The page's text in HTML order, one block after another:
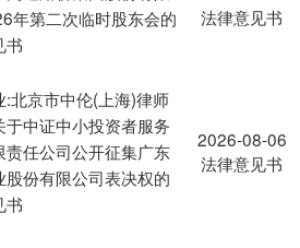
年第二次临时股东会的
书
法律意见书
:北京市中伦(上海)律师
于中证中小投资者服务
责任公司公开征集广东
股份有限公司表决权的
书
2026-08-06
法律意见书